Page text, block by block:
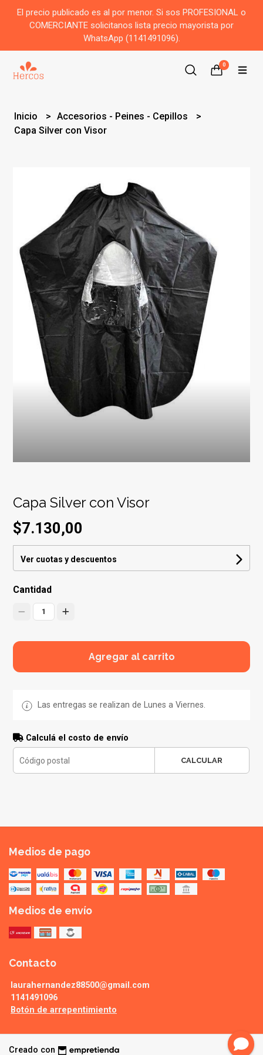
El precio publicado es al por menor. Si sos PROFESIONAL o
COMERCIANTE solicitanos lista precio mayorista por
WhatsApp (1141491096).
0
Inicio
Accesorios - Peines - Cepillos
Capa Silver con Visor
Capa Silver con Visor
$7.130,00
Ver cuotas y descuentos
Cantidad
1
Agregar al carrito
Las entregas se realizan de Lunes a Viernes.
Calculá el costo de envío
CALCULAR
Medios de pago
Medios de envío
Contacto
laurahernandez88500@gmail.com
1141491096
Botón de arrepentimiento
Creado con